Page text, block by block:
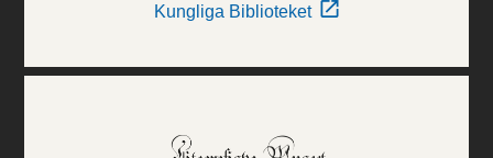
Kungliga Biblioteket